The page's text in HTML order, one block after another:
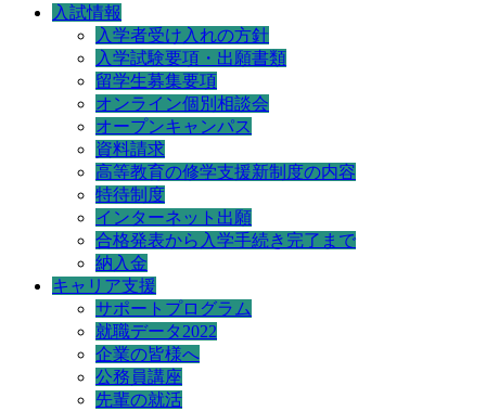
入試情報
入学者受け入れの方針
入学試験要項・出願書類
留学生募集要項
オンライン個別相談会
オープンキャンパス
資料請求
高等教育の修学支援新制度の内容
特待制度
インターネット出願
合格発表から入学手続き完了まで
納入金
キャリア支援
サポートプログラム
就職データ2022
企業の皆様へ
公務員講座
先輩の就活